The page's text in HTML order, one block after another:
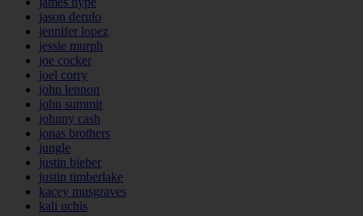
jason derulo
jennifer lopez
jessie murph
joe cocker
joel corry
john lennon
john summit
johnny cash
jonas brothers
jungle
justin bieber
justin timberlake
kacey musgraves
kali uchis